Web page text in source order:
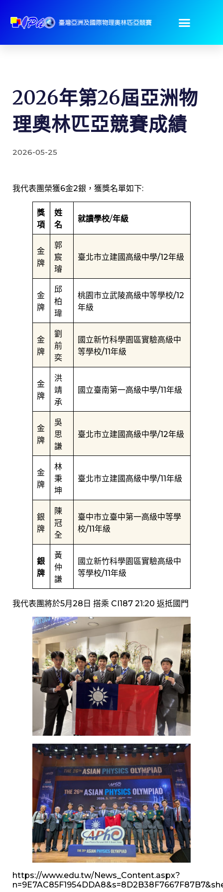
2026年第26屆亞洲物
理奧林匹亞競賽成績
2026-05-25
我代表團榮獲6金2銀，獲獎名單如下:
獎
項
姓
名
就讀學校/年級
金
牌
郭
宸
璿
臺北市立建國高級中學/12年級
金
牌
邱
柏
瑋
桃園市立武陵高級中等學校/12
年級
金
牌
劉
前
奕
國立新竹科學園區實驗高級中
等學校/11年級
金
牌
洪
靖
承
國立臺南第一高級中學/11年級
金
牌
吳
思
謙
臺北市立建國高級中學/12年級
金
牌
林
秉
坤
臺北市立建國高級中學/11年級
銀
牌
陳
冠
全
臺中市立臺中第一高級中等學
校/11年級
銀
牌
黃
仲
謙
國立新竹科學園區實驗高級中
等學校/11年級
我代表團將於5月28日 搭乘 CI187 21:20 返抵國門
https://www.edu.tw/News_Content.aspx?